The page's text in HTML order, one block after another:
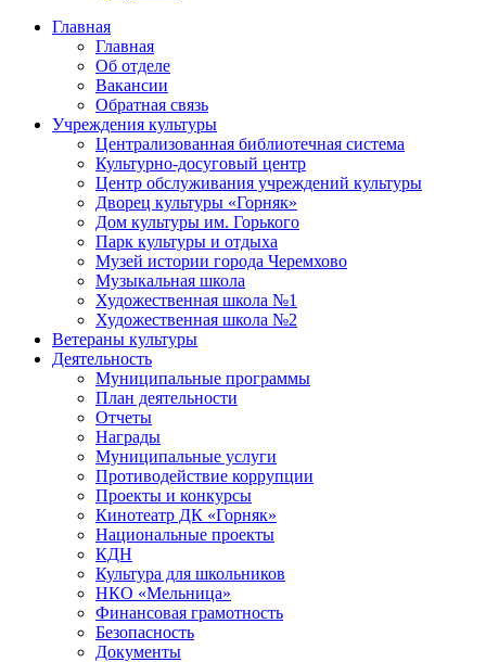
Главная
Главная
Об отделе
Вакансии
Обратная связь
Учреждения культуры
Централизованная библиотечная система
Культурно-досуговый центр
Центр обслуживания учреждений культуры
Дворец культуры «Горняк»
Дом культуры им. Горького
Парк культуры и отдыха
Музей истории города Черемхово
Музыкальная школа
Художественная школа №1
Художественная школа №2
Ветераны культуры
Деятельность
Муниципальные программы
План деятельности
Отчеты
Награды
Муниципальные услуги
Противодействие коррупции
Проекты и конкурсы
Кинотеатр ДК «Горняк»
Национальные проекты
КДН
Культура для школьников
НКО «Мельница»
Финансовая грамотность
Безопасность
Документы